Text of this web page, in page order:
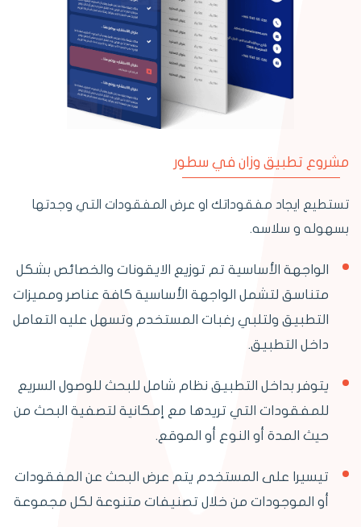
مشروع تطبيق وزان في سطور
تستطيع ايجاد مفقوداتك او عرض المفقودات التي وجدتها
بسهوله و سلاسه.
الواجهة الأساسية تم توزيع الايقونات والخصائص بشكل
متناسق لتشمل الواجهة الأساسية كافة عناصر ومميزات
التطبيق ولتلبي رغبات المستخدم وتسهل عليه التعامل
داخل التطبيق.
يتوفر بداخل التطبيق نظام شامل للبحث للوصول السريع
للمفقودات التي تريدها مع إمكانية لتصفية البحث من
حيث المدة أو النوع أو الموقع.
تيسيرا على المستخدم يتم عرض البحث عن المفقودات
أو الموجودات من خلال تصنيفات متنوعة لكل مجموعة